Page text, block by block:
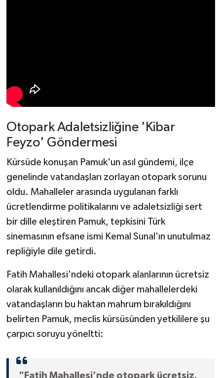
Otopark Adaletsizliğine 'Kibar
Feyzo' Göndermesi
Kürsüde konuşan Pamuk'un asıl gündemi, ilçe
genelinde vatandaşları zorlayan otopark sorunu
oldu. Mahalleler arasında uygulanan farklı
ücretlendirme politikalarını ve adaletsizliği sert
bir dille eleştiren Pamuk, tepkisini Türk
sinemasının efsane ismi Kemal Sunal'ın unutulmaz
repliğiyle dile getirdi.
Fatih Mahallesi'ndeki otopark alanlarının ücretsiz
olarak kullanıldığını ancak diğer mahallelerdeki
vatandaşların bu haktan mahrum bırakıldığını
belirten Pamuk, meclis kürsüsünden yetkililere şu
çarpıcı soruyu yöneltti:
"Fatih Mahallesi'nde otopark ücretsiz.